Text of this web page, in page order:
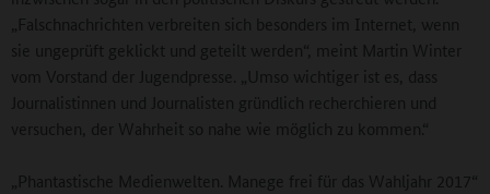
„Falschnachrichten verbreiten sich besonders im Internet, wenn
sie ungeprüft geklickt und geteilt werden“, meint Martin Winter
vom Vorstand der Jugendpresse. „Umso wichtiger ist es, dass
Journalistinnen und Journalisten gründlich recherchieren und
versuchen, der Wahrheit so nahe wie möglich zu kommen.“
„Phantastische Medienwelten. Manege frei für das Wahljahr 2017“